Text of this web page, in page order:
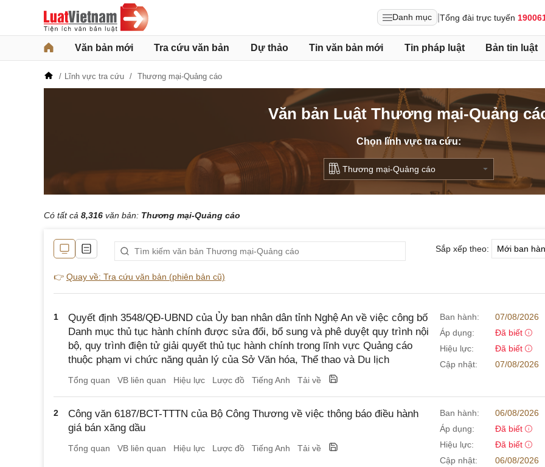
Danh mục Tổng đài trực tuyến
Văn bản mới Tra cứu văn bản Dự thảo Tin văn bản mới Tin pháp luật Bản tin luật
Lĩnh vực tra cứu Thương mại-Quảng cáo
Văn bản Luật Thương mại-Quảng
Chọn lĩnh vực tra cứu:
Có tất cả 8,316 văn bản: Thương mại-Quảng cáo
Sắp xếp theo:
👉 Quay về: Tra cứu văn bản (phiên bản cũ)
1
Quyết định 3548/QĐ-UBND của Ủy ban nhân dân tỉnh Nghệ An về việc công bố
Danh mục thủ tục hành chính được sửa đổi, bổ sung và phê duyệt quy trình nội
bộ, quy trình điện tử giải quyết thủ tục hành chính trong lĩnh vực Quảng cáo
thuộc phạm vi chức năng quản lý của Sở Văn hóa, Thể thao và Du lịch
Tổng quan VB liên quan Hiệu lực Lược đồ Tiếng Anh Tải về
Ban hành:
07/08/2026
Áp dụng:
Đã biết
Hiệu lực:
Đã biết
Cập nhật:
07/08/2026
2
Công văn 6187/BCT-TTTN của Bộ Công Thương về việc thông báo điều hành
giá bán xăng dầu
Tổng quan VB liên quan Hiệu lực Lược đồ Tiếng Anh Tải về
Ban hành:
06/08/2026
Áp dụng:
Đã biết
Hiệu lực:
Đã biết
Cập nhật:
06/08/2026